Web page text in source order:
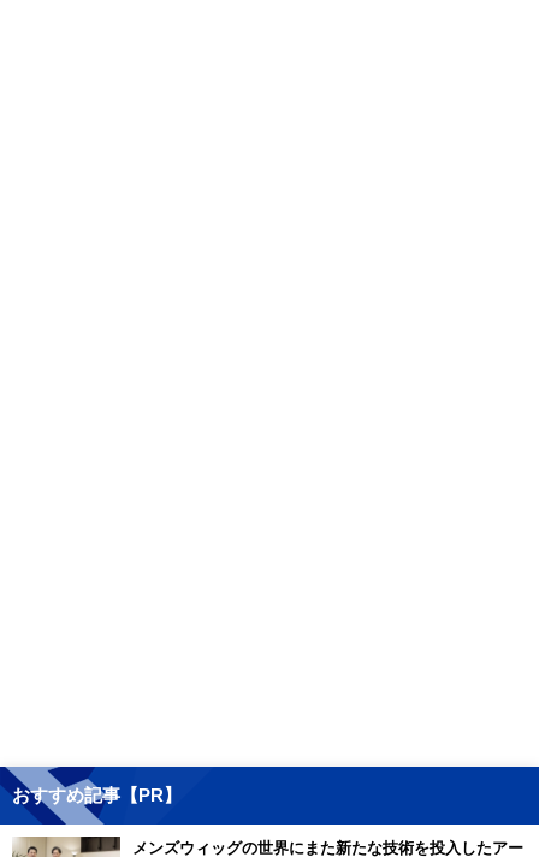
おすすめ記事【PR】
メンズウィッグの世界にまた新たな技術を投入したアー